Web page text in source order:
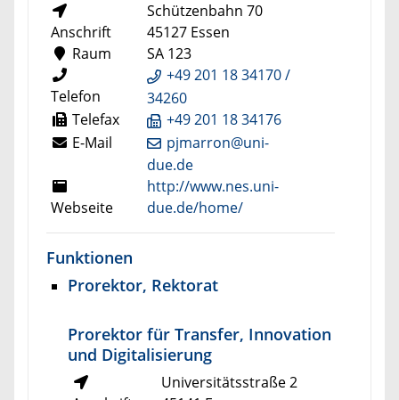
Anschrift
Schützenbahn 70
45127 Essen
Raum
SA 123
Telefon
+49 201 18 34170 /
34260
Telefax
+49 201 18 34176
E-Mail
pjmarron@uni-
due.de
Webseite
http://www.nes.uni-
due.de/home/
Funktionen
Prorektor, Rektorat
Prorektor für Transfer, Innovation
und Digitalisierung
Universitätsstraße 2